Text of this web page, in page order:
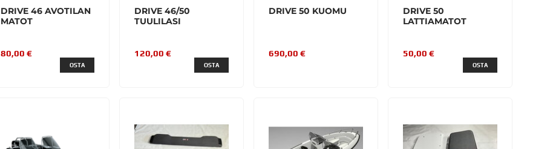
DRIVE 46 AVOTILAN
MATOT
80,00 €
OSTA
DRIVE 46/50
TUULILASI
120,00 €
OSTA
DRIVE 50 KUOMU
690,00 €
DRIVE 50
LATTIAMATOT
50,00 €
OSTA